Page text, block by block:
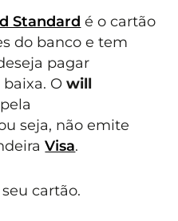
Standard é o cartão
do banco e tem
pagar
baixa. Owill
seja, não emite
Visa.
cartão.